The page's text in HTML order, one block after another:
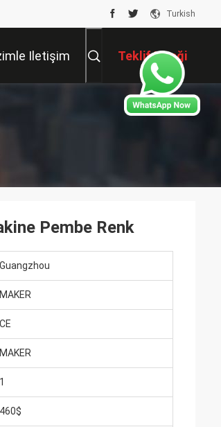
Turkish
Iletişim Teklif Isteği
Pembe Renk
Guangzhou
MAKER
CE
MAKER
1
460$